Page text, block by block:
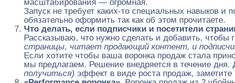
масштабирования — огромная.
Запуск не требует каких-то специальных навыков и
обязательно оформить так как об этом прочитаете.
Что делать, если подписчики и посетители
Рассказываю, что нужно сделать и добавить,
страницы, читает продающий контент, и
Если хотите чтобы ваша воронка продаж стала
мы предлагаем. Решение внедряется в течение
получиться) эффект в виде роста продаж,